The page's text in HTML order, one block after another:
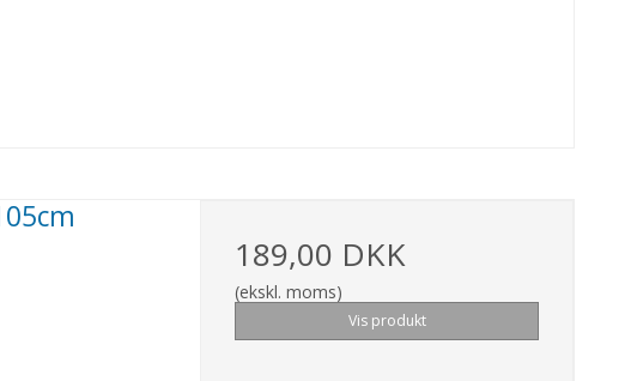
189,00 DKK
(ekskl. moms)
Vis produkt